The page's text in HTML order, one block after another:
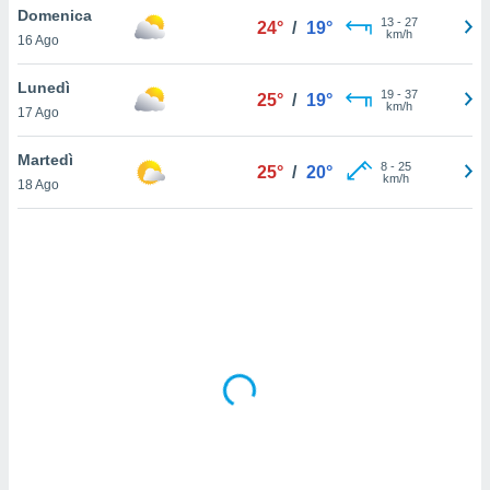
cookie
in
Domenica
16 Ago
24° / 19° 13- 27
km/h
Lunedì
17 Ago
25° / 19° 19- 37
km/h
Martedì
18 Ago
25° / 20° 8- 25
km/h